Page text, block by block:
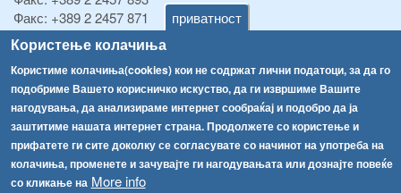
приватност
Користење колачиња
Користиме колачиња(cookies) кои не содржат лични податоци, за да го
подобриме Вашето корисничко искуство, да ги извршиме Вашите
нагодувања, да анализираме интернет сообраќај и подобро да ја
заштитиме нашата интернет страна. Продолжете со користење и
прифатете ги сите доколку се согласувате со начинот на употреба на
колачиња, променете и зачувајте ги нагодувањата или дознајте повеќе
со кликање на More info
Факс: +389 2 2457 871
info@fva.gov.mk
[АХВ-претходна страна]
Соопштенија
Високите температури ризик од труење со храна, опасни се и за животните
Водата во Гостивар може да се користи како техничка, продолжува испораката на флаширана вода
Навигација
Архива
Регистри
Обрасци